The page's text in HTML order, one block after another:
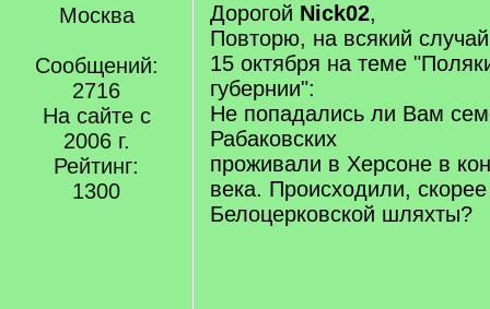
Москва
Сообщений:
2716
На сайте с
2006 г.
Рейтинг:
1300
Дорогой Nick02,
Повторю, на всякий
15 октября на теме
губернии":
Не попадались ли Вам
Рабаковских
проживали в Херсоне в
века. Происходили, скорее
Белоцерковской шляхты?